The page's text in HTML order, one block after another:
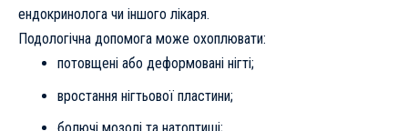
ендокринолога чи іншого лікаря.
Подологічна допомога може охоплювати:
потовщені або деформовані нігті;
вростання нігтьової пластини;